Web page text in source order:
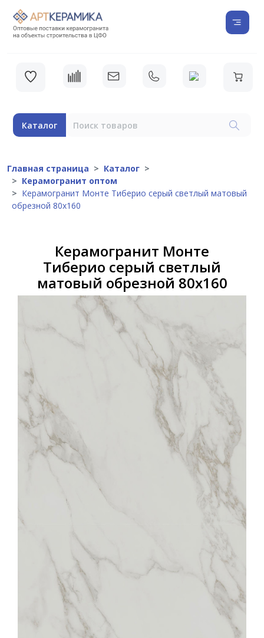
Каталог
Главная страница
Каталог
Керамогранит оптом
Керамогранит Монте Тиберио серый светлый матовый
обрезной 80х160
Керамогранит Монте
Тиберио серый светлый
матовый обрезной 80х160